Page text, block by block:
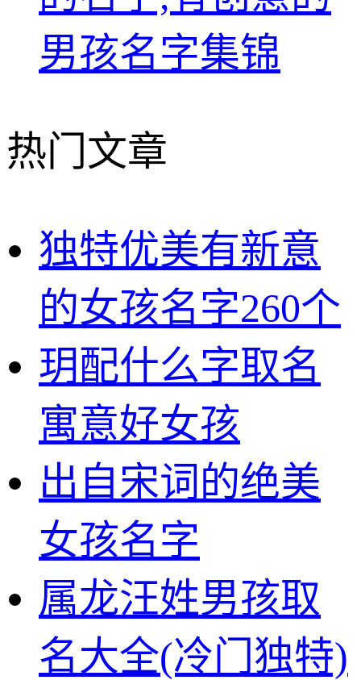
男孩名字集锦
热门文章
独特优美有新意
的女孩名字260个
玥配什么字取名
寓意好女孩
出自宋词的绝美
女孩名字
属龙汪姓男孩取
名大全(冷门独特)